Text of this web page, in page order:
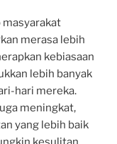
merasa lebih
kebiasaan
lebih banyak
hari mereka.
meningkat,
yang lebih baik